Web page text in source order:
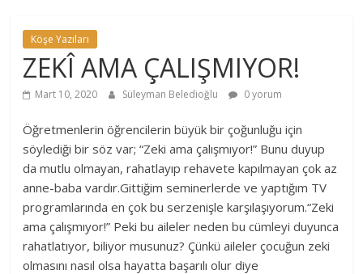
Köşe Yazıları
ZEKÎ AMA ÇALIŞMIYOR!
Mart 10, 2020 Süleyman Beledioğlu 0 yorum
Öğretmenlerin öğrencilerin büyük bir çoğunluğu için
söylediği bir söz var; “Zeki ama çalışmıyor!” Bunu duyup
da mutlu olmayan, rahatlayıp rehavete kapılmayan çok az
anne-baba vardır.Gittiğim seminerlerde ve yaptığım TV
programlarında en çok bu serzenişle karşılaşıyorum.“Zeki
ama çalışmıyor!” Peki bu aileler neden bu cümleyi duyunca
rahatlatıyor, biliyor musunuz? Çünkü aileler çocuğun zeki
olmasını nasıl olsa hayatta başarılı olur diye